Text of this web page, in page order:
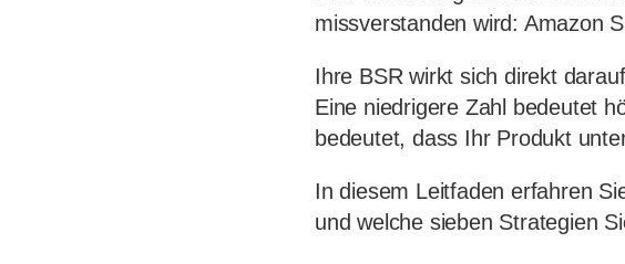
missverstanden wird: Amazon
Ihre BSR wirkt sich direkt
Eine niedrigere Zahl bedeutet
bedeutet, dass Ihr Produkt
In diesem Leitfaden erfahren
und welche sieben Strategien